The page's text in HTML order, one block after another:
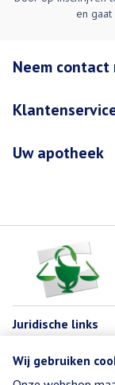
Wij gebruiken
en gaat
Neem contact
Uw apotheek
Juridische links